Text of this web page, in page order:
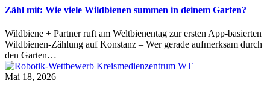
Zähl mit: Wie viele Wildbienen summen in deinem Garten?
Wildbiene + Partner ruft am Weltbienentag zur ersten App-basierten
Wildbienen-Zählung auf Konstanz – Wer gerade aufmerksam durch
den Garten…
Mai 18, 2026